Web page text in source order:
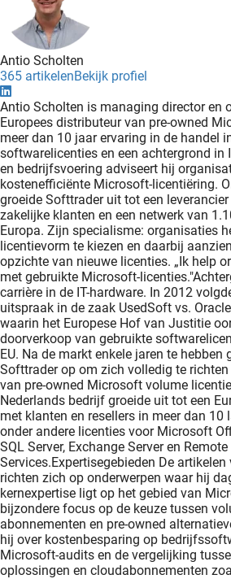
Antio Scholten
365 artikelenBekijk profiel
Antio Scholten is managing director en
Europees distributeur van pre-owned
meer dan 10 jaar ervaring in de handel
softwarelicenties en een achtergrond in
en bedrijfsvoering adviseert hij
kostenefficiënte Microsoft-licentiëring.
groeide Softtrader uit tot een
zakelijke klanten en een netwerk van
Europa. Zijn specialisme: organisaties
licentievorm te kiezen en daarbij
opzichte van nieuwe licenties. „Ik help
met gebruikte Microsoft-
carrière in de IT-hardware. In 2012
uitspraak in de zaak UsedSoft vs.
waarin het Europese Hof van Justitie
doorverkoop van gebruikte
EU. Na de markt enkele jaren te hebben
Softtrader op om zich volledig te
van pre-owned Microsoft volume
Nederlands bedrijf groeide uit tot een
met klanten en resellers in meer dan 10
onder andere licenties voor Microsoft
SQL Server, Exchange Server en
Services.Expertisegebieden De
richten zich op onderwerpen waar hij
kernexpertise ligt op het gebied van
bijzondere focus op de keuze tussen
abonnementen en pre-owned
hij over kostenbesparing op
Microsoft-audits en de vergelijking
oplossingen en cloudabonnementen